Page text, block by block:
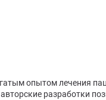
опытом лечения
разработки